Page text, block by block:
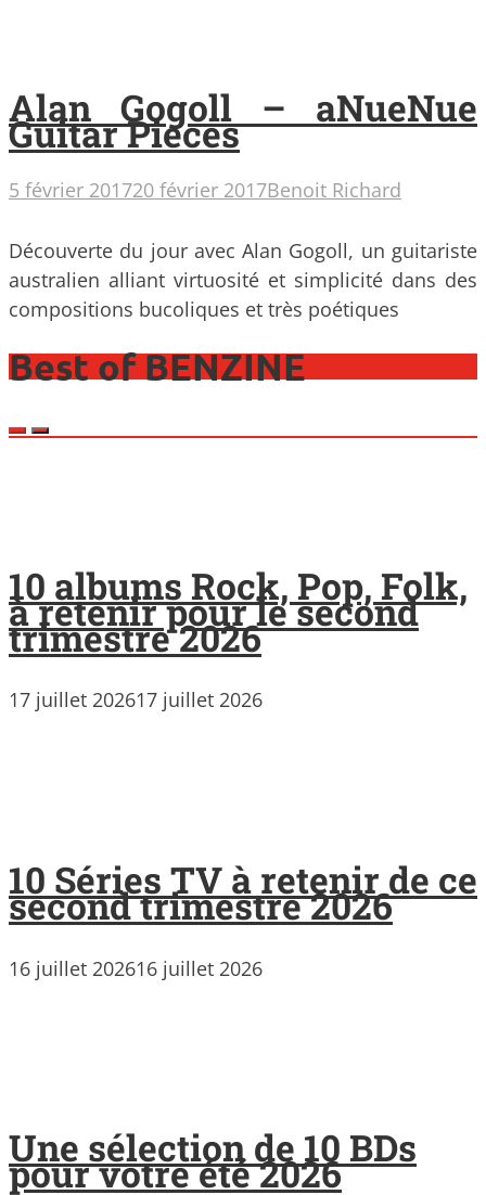
Alan Gogoll – aNueNue
Guitar Pieces
5 février 201720 février 2017Benoit Richard
Découverte du jour avec Alan Gogoll, un guitariste
australien alliant virtuosité et simplicité dans des
compositions bucoliques et très poétiques
Best of BENZINE
10 albums Rock, Pop, Folk,
à retenir pour le second
trimestre 2026
17 juillet 202617 juillet 2026
10 Séries TV à retenir de ce
second trimestre 2026
16 juillet 202616 juillet 2026
Une sélection de 10 BDs
pour votre été 2026